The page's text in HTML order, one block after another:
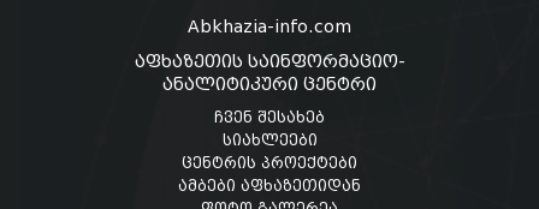
Abkhazia-info.com
აფხაზეთის საინფორმაციო-
ანალიტიკური ცენტრი
ჩვენ შესახებ
სიახლეები
ცენტრის პროექტები
ამბები აფხაზეთიდან